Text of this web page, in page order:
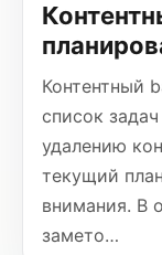
Контентный
список
удалению
текущий
внимания. В
замето…